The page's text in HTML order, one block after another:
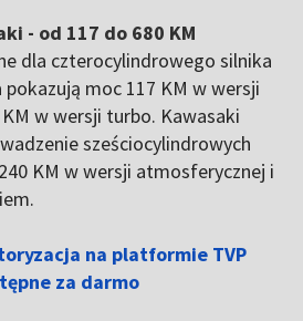
- od 117 do 680 KM
dla czterocylindrowego silnika
moc 117 KM w wersji
w wersji turbo. Kawasaki
sześciocylindrowych
KM w wersji atmosferycznej i
na platformie TVP
za darmo